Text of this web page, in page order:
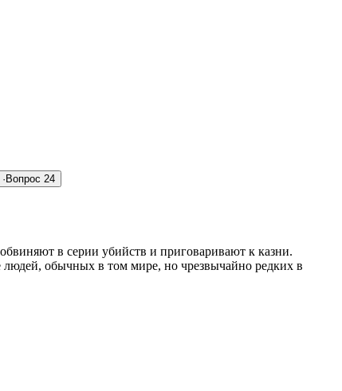
· Вопрос 24
в серии убийств и приговаривают к казни.
обычных в том мире, но чрезвычайно редких в